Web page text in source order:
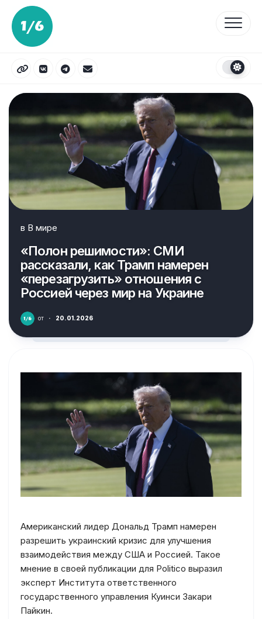
Перейти
содержанию
в В мире
«Полон решимости»: СМИ
рассказали, как Трамп намерен
«перезагрузить» отношения с
Россией через мир на Украине
от · 20.01.2026
Американский лидер Дональд Трамп намерен
разрешить украинский кризис для улучшения
взаимодействия между США и Россией. Такое
мнение в своей публикации для Politico выразил
эксперт Института ответственного
государственного управления Куинси Закари
Пайкин.